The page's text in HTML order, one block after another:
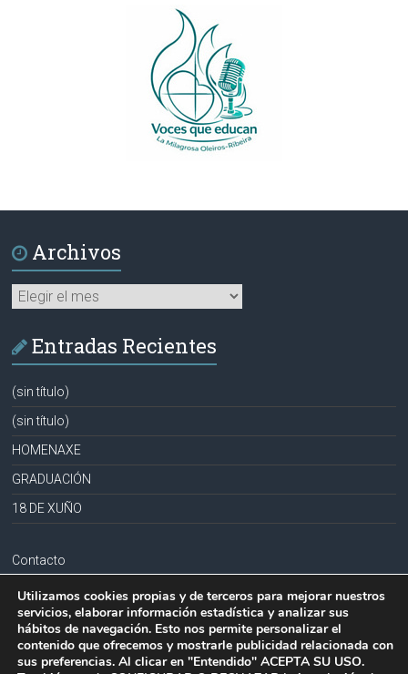
Archivos
Archivos
Entradas Recientes
(sin título)
(sin título)
HOMENAXE
GRADUACIÓN
18 DE XUÑO
Contacto
Aviso legal
Política de privacidad
Política de cookies
Utilizamos cookies propias y de terceros para mejorar nuestros
servicios, elaborar información estadística y analizar sus
hábitos de navegación. Esto nos permite personalizar el
contenido que ofrecemos y mostrarle publicidad relacionada con
sus preferencias. Al clicar en "Entendido" ACEPTA SU USO.